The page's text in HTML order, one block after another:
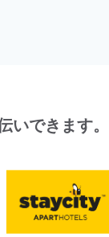
できます。